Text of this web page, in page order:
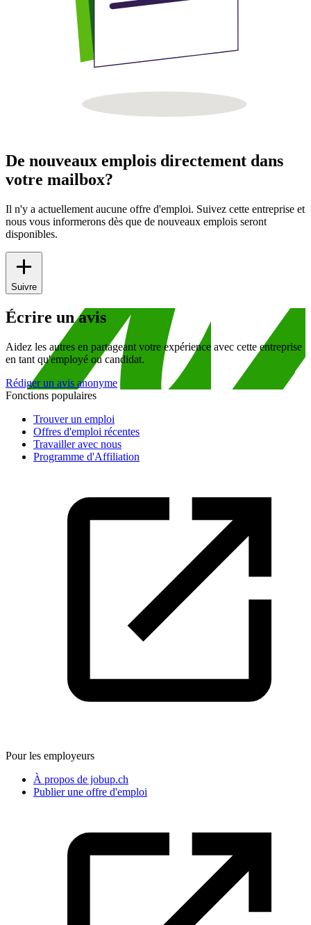
De nouveaux emplois directement dans
votre mailbox?
Il n'y a actuellement aucune offre d'emploi. Suivez cette entreprise et
nous vous informerons dès que de nouveaux emplois seront
disponibles.
Suivre
Écrire un avis
Aidez les autres en partageant votre expérience avec cette entreprise
en tant qu'employé ou candidat.
Rédiger un avis anonyme
Fonctions populaires
Trouver un emploi
Offres d'emploi récentes
Travailler avec nous
Programme d'Affiliation
Pour les employeurs
À propos de jobup.ch
Publier une offre d'emploi